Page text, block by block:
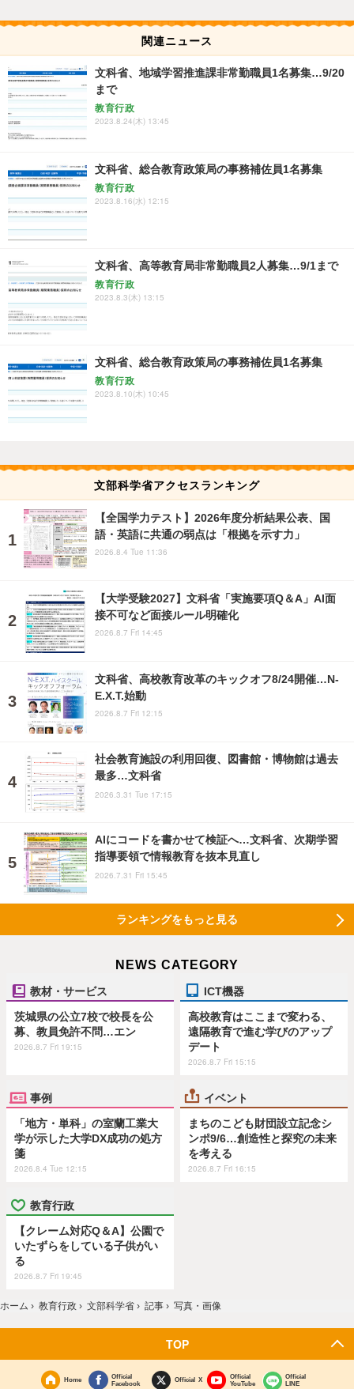
関連ニュース
文科省、地域学習推進課非常勤職員1名募集…9/20
まで
教育行政
2023.8.24(木) 13:45
文科省、総合教育政策局の事務補佐員1名募集
教育行政
2023.8.16(水) 12:15
文科省、高等教育局非常勤職員2人募集…9/1まで
教育行政
2023.8.3(木) 13:15
文科省、総合教育政策局の事務補佐員1名募集
教育行政
2023.8.10(木) 10:45
文部科学省アクセスランキング
【全国学力テスト】2026年度分析結果公表、国
語・英語に共通の弱点は「根拠を示す力」
2026.8.4 Tue 11:36
【大学受験2027】文科省「実施要項Q＆A」AI面
接不可など面接ルール明確化
2026.8.7 Fri 14:45
文科省、高校教育改革のキックオフ8/24開催…N-
E.X.T.始動
2026.8.7 Fri 12:15
社会教育施設の利用回復、図書館・博物館は過去
最多…文科省
2026.3.31 Tue 17:15
AIにコードを書かせて検証へ…文科省、次期学習
指導要領で情報教育を抜本見直し
2026.7.31 Fri 15:45
ランキングをもっと見る
NEWS CATEGORY
教材・サービス
茨城県の公立7校で校長を公
募、教員免許不問…エン
2026.8.7 Fri 19:15
ICT機器
高校教育はここまで変わる、
遠隔教育で進む学びのアップ
デート
2026.8.7 Fri 15:15
事例
「地方・単科」の室蘭工業大
学が示した大学DX成功の処方
箋
2026.8.4 Tue 12:15
イベント
まちのこども財団設立記念シ
ンポ9/6…創造性と探究の未来
を考える
2026.8.7 Fri 16:15
教育行政
【クレーム対応Q＆A】公園で
いたずらをしている子供がい
る
2026.8.7 Fri 19:45
ホーム › 教育行政 › 文部科学省 › 記事 › 写真・画像
TOP
Home
Official
Facebook
Official X
Official
YouTube
Official
LINE